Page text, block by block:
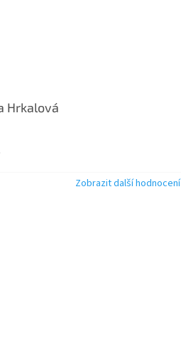
Hrkalová
je 5 z 5 hvězdiček.
Zobrazit další hodnocení